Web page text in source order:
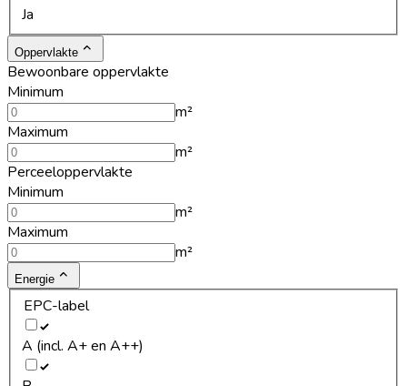
Ja
Oppervlakte
Bewoonbare oppervlakte
Minimum
m²
Maximum
m²
Perceeloppervlakte
Minimum
m²
Maximum
m²
Energie
EPC-label
A (incl. A+ en A++)